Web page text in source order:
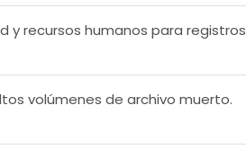
recursos humanos para registros
volúmenes de archivo muerto.